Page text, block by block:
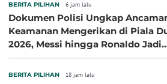
BERITA PILIHAN 6 jam lalu
Dokumen Polisi Ungkap
Keamanan Mengerikan di Piala
2026, Messi hingga Ronaldo Jadi
BERITA PILIHAN 18 jam lalu